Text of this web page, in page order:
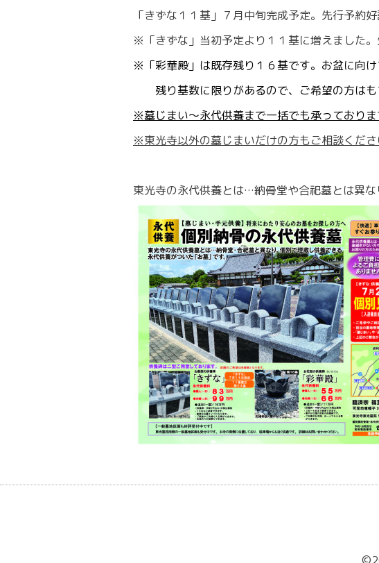
「きずな１１基」７月中旬完成予定。先行予約
※「きずな」当初予定より１１基に増えました
※「彩華殿」は既存残り１６基です。お盆に向け
残り基数に限りがあるので、ご希望の方はも
※墓じまい～永代供養まで一括でも承っており
※東光寺以外の墓じまいだけの方もご相談くださ
東光寺の永代供養とは…納骨堂や合祀墓とは異